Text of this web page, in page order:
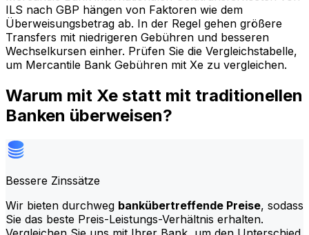
ILS nach GBP hängen von Faktoren wie dem
Überweisungsbetrag ab. In der Regel gehen größere
Transfers mit niedrigeren Gebühren und besseren
Wechselkursen einher. Prüfen Sie die Vergleichstabelle,
um Mercantile Bank Gebühren mit Xe zu vergleichen.
Warum mit Xe statt mit traditionellen
Banken überweisen?
Bessere Zinssätze
Wir bieten durchweg bankübertreffende Preise, sodass
Sie das beste Preis-Leistungs-Verhältnis erhalten.